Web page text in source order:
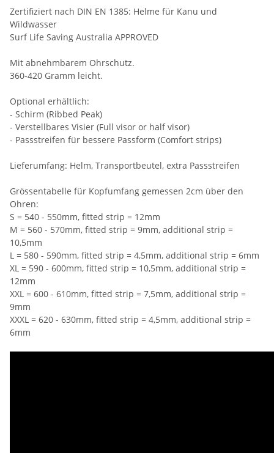
Zertifiziert nach DIN EN 1385: Helme für Kanu und
Wildwasser
Surf Life Saving Australia APPROVED
Mit abnehmbarem Ohrschutz.
360-420 Gramm leicht.
Optional erhältlich:
- Schirm (Ribbed Peak)
- Verstellbares Visier (Full visor or half visor)
- Passstreifen für bessere Passform (Comfort strips)
Lieferumfang: Helm, Transportbeutel, extra Passstreifen
Grössentabelle für Kopfumfang gemessen 2cm über den
Ohren:
S = 540 - 550mm, fitted strip = 12mm
M = 560 - 570mm, fitted strip = 9mm, additional strip =
10,5mm
L = 580 - 590mm, fitted strip = 4,5mm, additional strip = 6mm
XL = 590 - 600mm, fitted strip = 10,5mm, additional strip =
12mm
XXL = 600 - 610mm, fitted strip = 7,5mm, additional strip =
9mm
XXXL = 620 - 630mm, fitted strip = 4,5mm, additional strip =
6mm